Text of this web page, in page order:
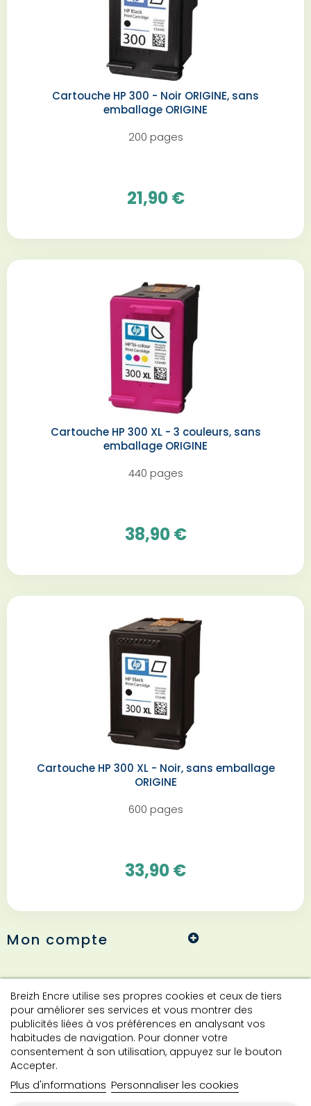
Breizh Encre utilise ses propres cookies et ceux de tiers
pour améliorer ses services et vous montrer des
publicités liées à vos préférences en analysant vos
habitudes de navigation. Pour donner votre
consentement à son utilisation, appuyez sur le bouton
Accepter.
Plus d'informations Personnaliser les cookies
Cartouche HP 300 - Noir ORIGINE, sans
emballage ORIGINE
200 pages
21,90 €
Cartouche HP 300 XL - 3 couleurs, sans
emballage ORIGINE
440 pages
38,90 €
Cartouche HP 300 XL - Noir, sans emballage
ORIGINE
600 pages
33,90 €
Mon compte
Informations
Contact
Contactez-nous